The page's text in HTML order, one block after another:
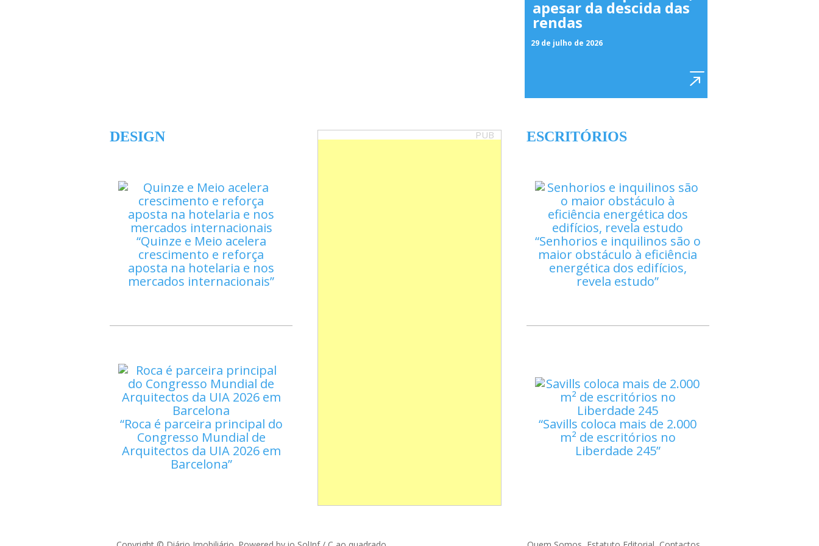
apesar da descida das
rendas
29 de julho de 2026
DESIGN
Quinze e Meio acelera
crescimento e reforça
aposta na hotelaria e nos
mercados internacionais
Roca é parceira principal do
Congresso Mundial de
Arquitectos da UIA 2026 em
Barcelona
PUB ESCRITÓRIOS
Senhorios e inquilinos são o
maior obstáculo à eficiência
energética dos edifícios,
revela estudo
Savills coloca mais de 2.000
m² de escritórios no
Liberdade 245